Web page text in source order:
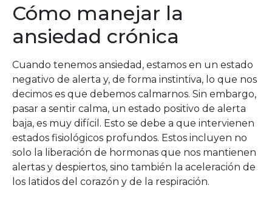
Cómo manejar la
ansiedad crónica
Cuando tenemos ansiedad, estamos en un estado
negativo de alerta y, de forma instintiva, lo que nos
decimos es que debemos calmarnos. Sin embargo,
pasar a sentir calma, un estado positivo de alerta
baja, es muy difícil. Esto se debe a que intervienen
estados fisiológicos profundos. Estos incluyen no
solo la liberación de hormonas que nos mantienen
alertas y despiertos, sino también la aceleración de
los latidos del corazón y de la respiración.